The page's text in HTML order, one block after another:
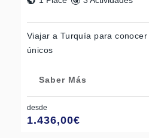
Viajar a Turquía para
únicos
Saber Más
desde
1.436,00€